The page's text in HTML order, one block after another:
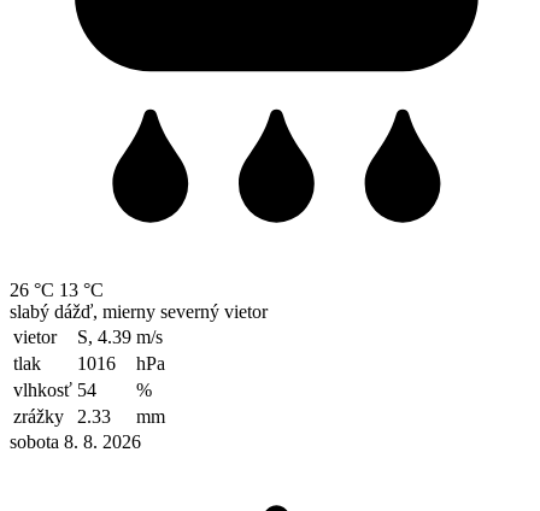
26 °C 13 °C
slabý dážď, mierny severný vietor
vietor
S, 4.39 m/s
tlak
1016
hPa
vlhkosť 54
%
zrážky
2.33
mm
sobota 8. 8. 2026